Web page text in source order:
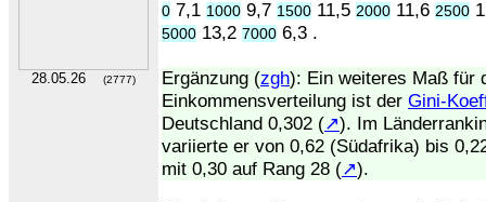
28.05.26 (2777)
0 7,1 1000 9,7 1500 11,5 2000 11,6 2500
5000 13,2 7000 6,3 .
Ergänzung (zgh): Ein weiteres Maß für
Einkommensverteilung ist der Gini-
Deutschland 0,302 (↗). Im
variierte er von 0,62 (Südafrika) bis
mit 0,30 auf Rang 28 (↗).